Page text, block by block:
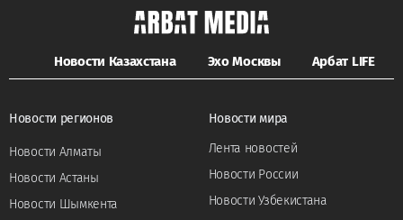
Новости Казахстана Эхо Москвы Арбат LIFE
Новости регионов
Новости Алматы
Новости Астаны
Новости Шымкента
Новости мира
Лента новостей
Новости России
Новости Узбекистана